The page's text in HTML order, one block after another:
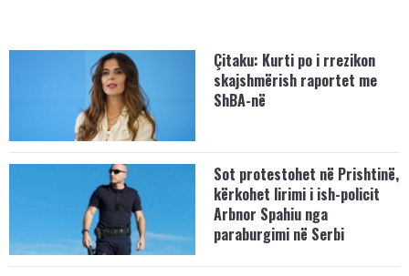
Çitaku: Kurti po i rrezikon
skajshmërish raportet me
ShBA-në
Sot protestohet në Prishtinë,
kërkohet lirimi i ish-policit
Arbnor Spahiu nga
paraburgimi në Serbi